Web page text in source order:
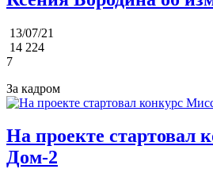
13/07/21
14 224
7
За кадром
На проекте стартовал
Дом-2